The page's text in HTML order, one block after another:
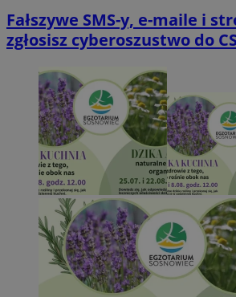
Fałszywe SMS-y, e-maile i
zgłosisz cyberoszustwo do